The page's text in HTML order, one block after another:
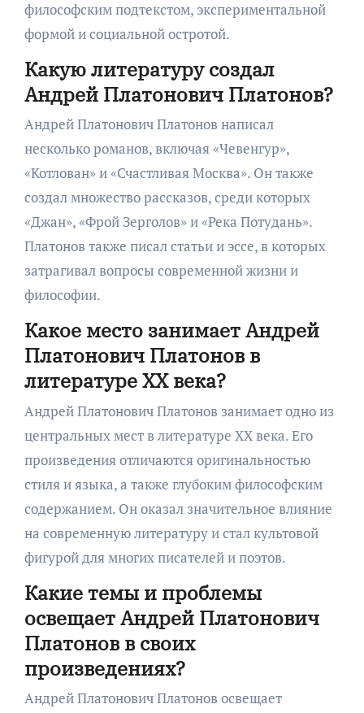
философским подтекстом, экспериментальной
формой и социальной остротой.
Какую литературу создал
Андрей Платонович Платонов?
Андрей Платонович Платонов написал
несколько романов, включая «Чевенгур»,
«Котлован» и «Счастливая Москва». Он также
создал множество рассказов, среди которых
«Джан», «Фрой Зерголов» и «Река Потудань».
Платонов также писал статьи и эссе, в которых
затрагивал вопросы современной жизни и
философии.
Какое место занимает Андрей
Платонович Платонов в
литературе XX века?
Андрей Платонович Платонов занимает одно из
центральных мест в литературе XX века. Его
произведения отличаются оригинальностью
стиля и языка, а также глубоким философским
содержанием. Он оказал значительное влияние
на современную литературу и стал культовой
фигурой для многих писателей и поэтов.
Какие темы и проблемы
освещает Андрей Платонович
Платонов в своих
произведениях?
Андрей Платонович Платонов освещает